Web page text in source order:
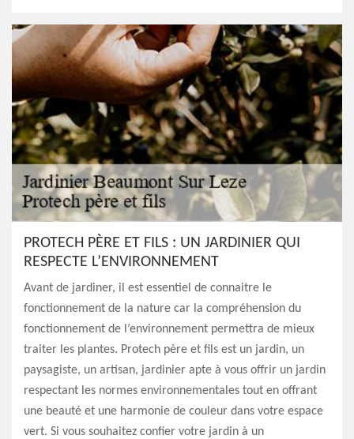
PROTECH PÈRE ET FILS : UN JARDINIER QUI
RESPECTE L’ENVIRONNEMENT
Avant de jardiner, il est essentiel de connaitre le
fonctionnement de la nature car la compréhension du
fonctionnement de l’environnement permettra de mieux
traiter les plantes. Protech père et fils est un jardin, un
paysagiste, un artisan, jardinier apte à vous offrir un jardin
respectant les normes environnementales tout en offrant
une beauté et une harmonie de couleur dans votre espace
vert. Si vous souhaitez confier votre jardin à un